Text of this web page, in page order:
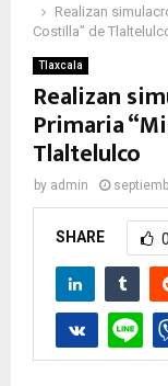
Realizan
Costilla” de
Tlaxcala
Realizan
Primaria
Tlaltelulco
by admin
SHARE 0